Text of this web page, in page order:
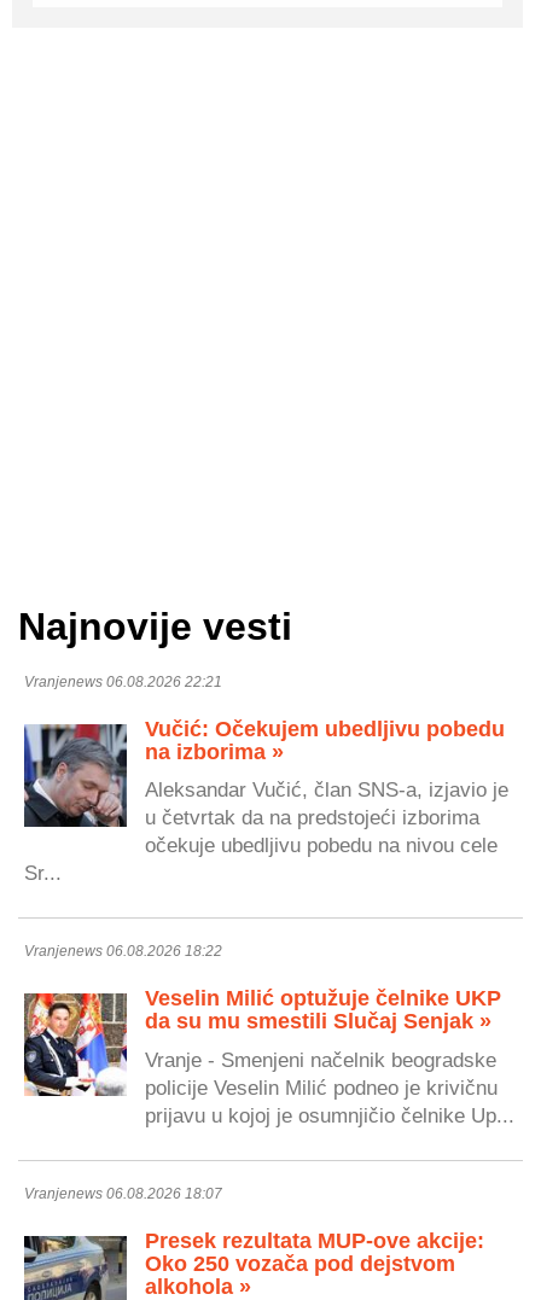
Najnovije vesti
Vranjenews 06.08.2026 22:21
Vučić: Očekujem ubedljivu pobedu
na izborima »
Aleksandar Vučić, član SNS-a, izjavio je
u četvrtak da na predstojeći izborima
očekuje ubedljivu pobedu na nivou cele
Sr...
Vranjenews 06.08.2026 18:22
Veselin Milić optužuje čelnike UKP
da su mu smestili Slučaj Senjak »
Vranje - Smenjeni načelnik beogradske
policije Veselin Milić podneo je krivičnu
prijavu u kojoj je osumnjičio čelnike Up...
Vranjenews 06.08.2026 18:07
Presek rezultata MUP-ove akcije:
Oko 250 vozača pod dejstvom
alkohola »